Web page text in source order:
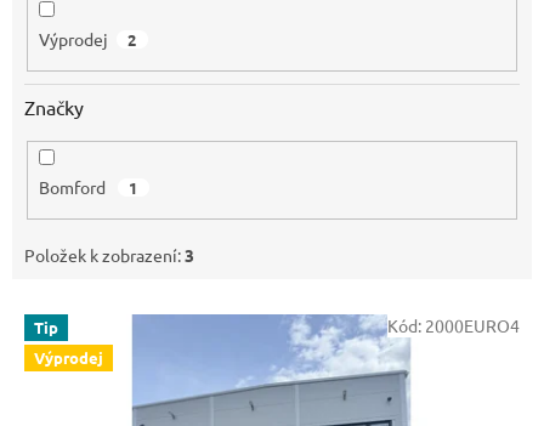
Výprodej 2
Značky
Bomford 1
Položek k zobrazení:3
V
p
Tip
Výprodej
Kód: 2000EURO4